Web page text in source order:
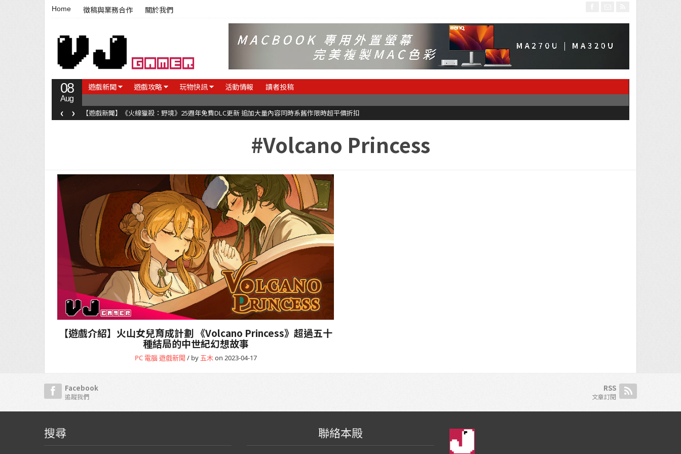
Home 徵稿與業務合作 關於我們
08
Aug
遊戲新聞 遊戲攻略 玩物快訊 活動情報 讀者投稿
【遊戲新聞】《火線獵殺：野境》25週年免費DLC更新 追加大量內容同時系舊作限時超平價折扣
‹ ›
#Volcano Princess
【遊戲介紹】火山女兒育成計劃 《Volcano Princess》超過五十
種結局的中世紀幻想故事
PC 電腦遊戲新聞 / by 五木on 2023-04-17
Facebook
追蹤我們
RSS
文章訂閱
搜尋 聯絡本殿